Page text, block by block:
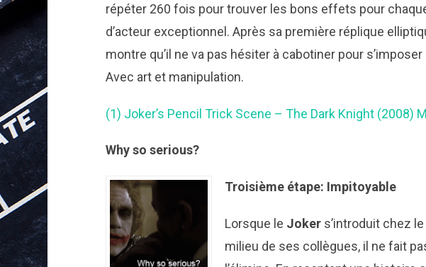
répéter 260 fois pour trouver les bons effets pour
d’acteur exceptionnel. Après sa première réplique
montre qu’il ne va pas hésiter à cabotiner pour
Avec art et manipulation.
(1) Joker’s Pencil Trick Scene – The Dark Knight (2008)
Why so serious?
Troisième étape: Impitoyable
Lorsque le Jokers’introduit chez le
milieu de ses collègues, il ne fait